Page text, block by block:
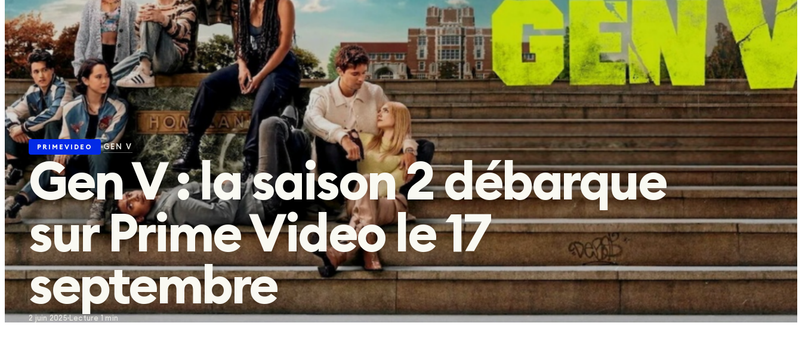
04 Agenda
05 Actus
À LA UNE EN CE MOMENT
SWAT EXILES
DÉCOUVRIR
SUIVEZ-NOUS
©2026planèteséries · Site créé avec ❤️par Hello-Alex
PRIMEVIDEO GEN V
Gen V : la saison 2 débarque
sur Prime Video le 17
septembre
2 juin 2025Lecture1min